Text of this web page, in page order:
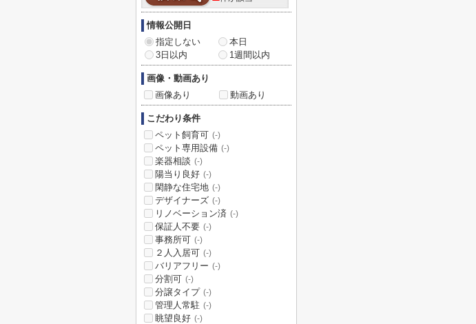
情報公開日
指定しない
本日
3日以内
1週間以内
画像・動画あり
画像あり
動画あり
こだわり条件
ペット飼育可 (-)
ペット専用設備 (-)
楽器相談 (-)
陽当り良好 (-)
閑静な住宅地 (-)
デザイナーズ (-)
リノベーション済 (-)
保証人不要 (-)
事務所可 (-)
２人入居可 (-)
バリアフリー (-)
分割可 (-)
分譲タイプ (-)
管理人常駐 (-)
眺望良好 (-)